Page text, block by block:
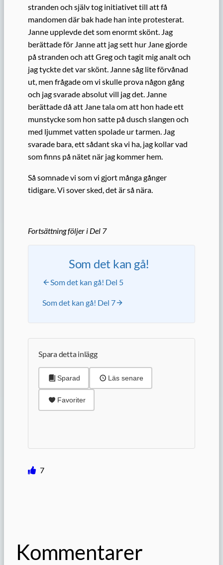
stranden och själv tog initiativet till att få
mandomen där bak hade han inte protesterat.
Janne upplevde det som enormt skönt. Jag
berättade för Janne att jag sett hur Jane gjorde
på stranden och att Greg och tagit mig analt och
jag tyckte det var skönt. Janne såg lite förvånad
ut, men frågade om vi skulle prova någon gång
och jag svarade absolut vill jag det. Janne
berättade då att Jane tala om att hon hade ett
munstycke som hon satte på dusch slangen och
med ljummet vatten spolade ur tarmen. Jag
svarade bara, ett sådant ska vi ha, jag kollar vad
som finns på nätet när jag kommer hem.
Så somnade vi som vi gjort många gånger
tidigare. Vi sover sked, det är så nära.
Fortsättning följer i Del 7
Som det kan gå!
Som det kan gå! Del 5
Som det kan gå! Del 7
Spara detta inlägg
Sparad Läs senare
Favoriter
7
Kommentarer